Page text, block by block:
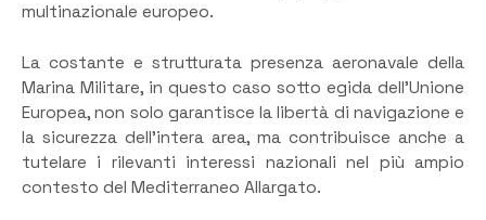
multinazionale europeo.
La costante e strutturata presenza aeronavale della
Marina Militare, in questo caso sotto egida dell’Unione
Europea, non solo garantisce la libertà di navigazione e
la sicurezza dell’intera area, ma contribuisce anche a
tutelare i rilevanti interessi nazionali nel più ampio
contesto del Mediterraneo Allargato.